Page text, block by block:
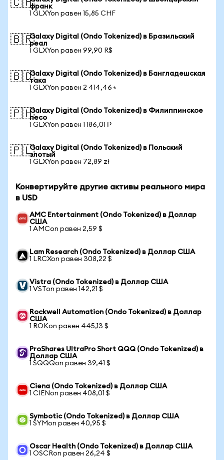
🇨🇭франк
1 GLXYon равен 15,85 CHF
🇧🇷Galaxy Digital (Ondo Tokenized) в Бразильский
реал
1 GLXYon равен 99,90 R$
🇧🇩Galaxy Digital (Ondo Tokenized) в Бангладешская
така
1 GLXYon равен 2 414,46 ৳
🇵🇭Galaxy Digital (Ondo Tokenized) в Филиппинское
песо
1 GLXYon равен 1 186,01 ₱
🇵🇱Galaxy Digital (Ondo Tokenized) в Польский
злотый
1 GLXYon равен 72,89 zł
Конвертируйте другие активы реального мира
в USD
AMC Entertainment (Ondo Tokenized) в Доллар
США
1 AMCon равен 2,59 $
Lam Research (Ondo Tokenized) в Доллар США
1 LRCXon равен 308,22 $
Vistra (Ondo Tokenized) в Доллар США
1 VSTon равен 142,21 $
Rockwell Automation (Ondo Tokenized) в Доллар
США
1 ROKon равен 445,13 $
ProShares UltraPro Short QQQ (Ondo Tokenized) в
Доллар США
1 SQQQon равен 39,41 $
Ciena (Ondo Tokenized) в Доллар США
1 CIENon равен 408,01 $
Symbotic (Ondo Tokenized) в Доллар США
1 SYMon равен 40,95 $
Oscar Health (Ondo Tokenized) в Доллар США
1 OSCRon равен 26,24 $